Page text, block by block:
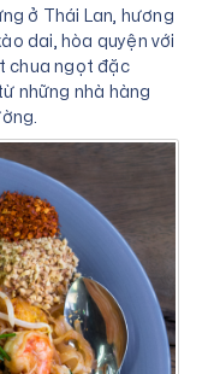
ở Thái Lan, hương
dai, hòa quyện với
chua ngọt đặc
những nhà hàng